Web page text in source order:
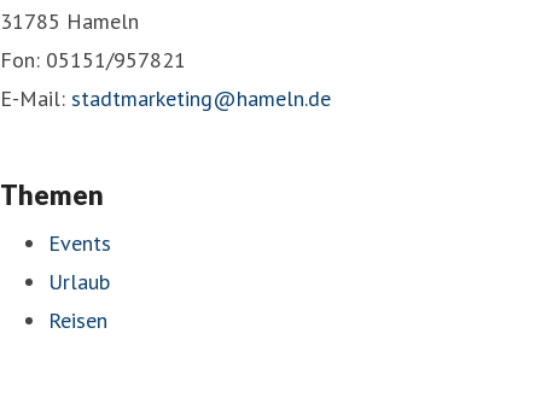
31785 Hameln
Fon: 05151/957821
E-Mail: stadtmarketing@hameln.de
Themen
Events
Urlaub
Reisen